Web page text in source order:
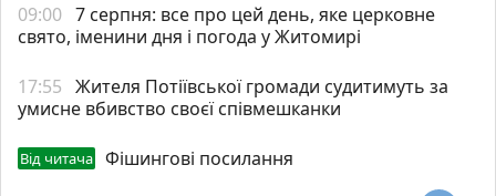
09:00 7 серпня: все про цей день, яке церковне
свято, іменини дня і погода у Житомирі
17:55 Жителя Потіївської громади судитимуть за
умисне вбивство своєї співмешканки
Від читача Фішингові посилання